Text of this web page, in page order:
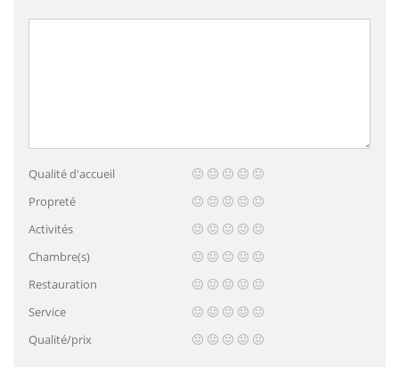
Qualité d'accueil
Propreté
Activités
Chambre(s)
Restauration
Service
Qualité/prix